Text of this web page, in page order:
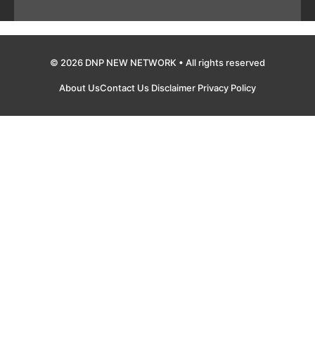
© 2026 DNP NEW NETWORK • All rights reserved
About UsContact Us Disclaimer Privacy Policy